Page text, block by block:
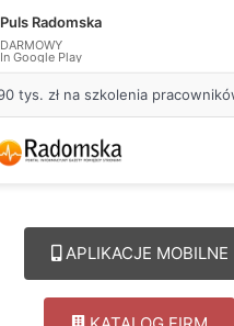
APLIKACJE MOBILNE
Puls Radomska
DARMOWY
In Google Play